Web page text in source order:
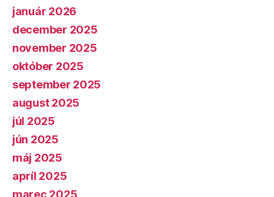
január 2026
december 2025
november 2025
október 2025
september 2025
august 2025
júl 2025
jún 2025
máj 2025
apríl 2025
marec 2025